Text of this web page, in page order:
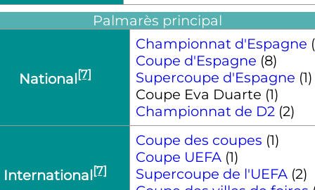
Palmarès principal
National[7]
Championnat d'Espagne
Coupe d'Espagne (8)
Supercoupe d'Espagne (1)
Coupe Eva Duarte (1)
Championnat de D2 (2)
International[7]
Coupe des coupes (1)
Coupe UEFA(1)
Supercoupe de l'UEFA(2)